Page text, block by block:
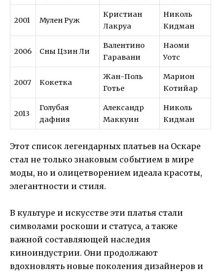
2001 Мулен Руж
Кристиан
Лакруа
Николь
Кидман
2006 Сны Цзин Ли
Валентино
Гаравани
Наоми
Уотс
2007 Кокетка
Жан-Поль
Готье
Марион
Котийар
2013
Голубая
дафния
Александр
Маккуин
Николь
Кидман
Этот список легендарных платьев на Оскаре
стал не только знаковым событием в мире
моды, но и олицетворением идеала красоты,
элегантности и стиля.
В культуре и искусстве эти платья стали
символами роскоши и статуса, а также
важной составляющей наследия
киноиндустрии. Они продолжают
вдохновлять новые поколения дизайнеров и